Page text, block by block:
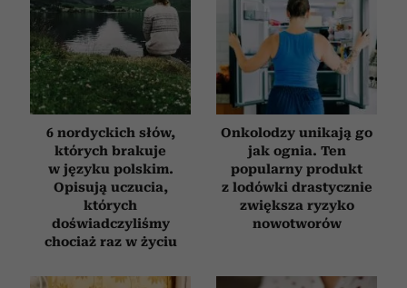
6 nordyckich słów,
których brakuje
w języku polskim.
Opisują uczucia,
których
doświadczyliśmy
chociaż raz w życiu
Onkolodzy unikają go
jak ognia. Ten
popularny produkt
z lodówki drastycznie
zwiększa ryzyko
nowotworów